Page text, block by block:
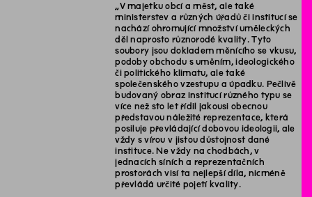
„V majetku obcí a měst, ale také
ministerstev a různých úřadů či institucí se
nachází ohromující množství uměleckých
děl naprosto různorodé kvality. Tyto
soubory jsou dokladem měnícího se vkusu,
podoby obchodu s uměním, ideologického
či politického klimatu, ale také
společenského vzestupu a úpadku. Pečlivě
budovaný obraz institucí různého typu se
více než sto let řídil jakousi obecnou
představou náležité reprezentace, která
posiluje převládající dobovou ideologii, ale
vždy s vírou v jistou důstojnost dané
instituce. Ne vždy na chodbách, v
jednacích síních a reprezentačních
prostorách visí ta nejlepší díla, nicméně
převládá určité pojetí kvality.